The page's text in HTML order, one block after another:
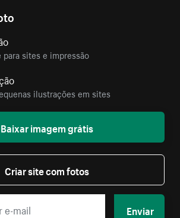
para sites e impressão
ilustrações em sites
Baixar imagem grátis
Criar site com fotos
Enviar